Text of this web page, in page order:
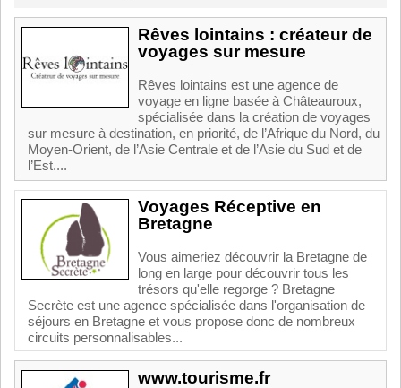
Rêves lointains : créateur de
voyages sur mesure
Rêves lointains est une agence de
voyage en ligne basée à Châteauroux,
spécialisée dans la création de voyages
sur mesure à destination, en priorité, de l’Afrique du Nord, du
Moyen-Orient, de l’Asie Centrale et de l’Asie du Sud et de
l’Est....
Voyages Réceptive en
Bretagne
Vous aimeriez découvrir la Bretagne de
long en large pour découvrir tous les
trésors qu'elle regorge ? Bretagne
Secrète est une agence spécialisée dans l'organisation de
séjours en Bretagne et vous propose donc de nombreux
circuits personnalisables...
www.tourisme.fr